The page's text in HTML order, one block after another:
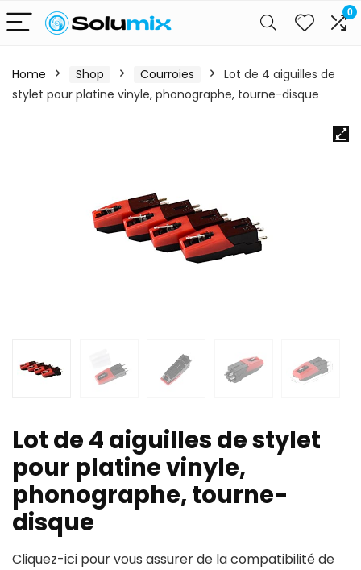
0
Home Shop Courroies
Lot de 4 aiguilles de
stylet pour platine vinyle, phonographe, tourne-disque
Lot de 4 aiguilles de stylet
pour platine vinyle,
phonographe, tourne-
disque
Cliquez-ici pour vous assurer de la compatibilité de